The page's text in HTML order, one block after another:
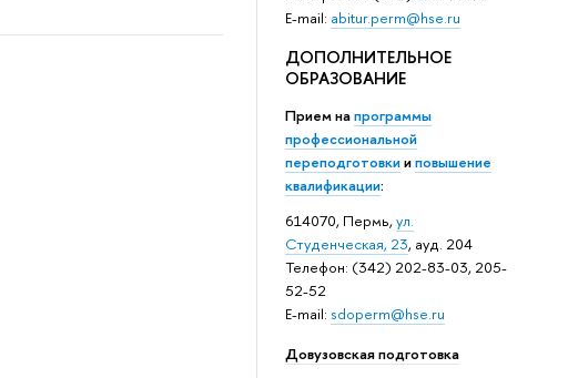
E-mail: abitur.perm@hse.ru
ДОПОЛНИТЕЛЬНОЕ
ОБРАЗОВАНИЕ
Прием напрограммы
профессиональной
переподготовкииповышение
квалификации:
614070, Пермь,ул.
Студенческая, 23, ауд. 204
Телефон: (342) 202-83-03, 205-
52-52
E-mail: sdoperm@hse.ru
Довузовская подготовка